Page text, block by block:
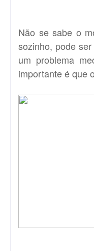
Não se sabe o
sozinho, pode
um problema
importante é que